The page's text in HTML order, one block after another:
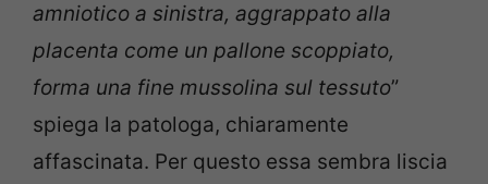
amniotico a sinistra, aggrappato alla
placenta come un pallone scoppiato,
forma una fine mussolina sul tessuto”
spiega la patologa, chiaramente
affascinata. Per questo essa sembra liscia